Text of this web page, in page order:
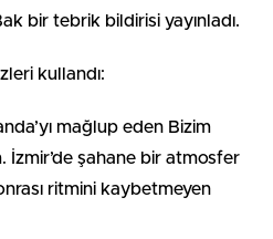
bir tebrik bildirisi yayınladı.
kullandı:
mağlup eden Bizim
İzmir’de şahane bir atmosfer
ritmini kaybetmeyen